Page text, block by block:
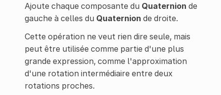
Ajoute chaque composante du Quaternion de
gauche à celles du Quaternion de droite.
Cette opération ne veut rien dire seule, mais
peut être utilisée comme partie d'une plus
grande expression, comme l'approximation
d'une rotation intermédiaire entre deux
rotations proches.